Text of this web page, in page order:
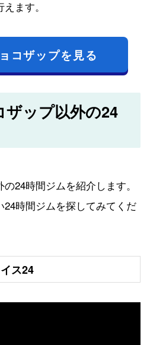
ます。
コザップを見る
ザップ以外の24
24時間ジムを紹介します。
時間ジムを探してみてくだ
ス24